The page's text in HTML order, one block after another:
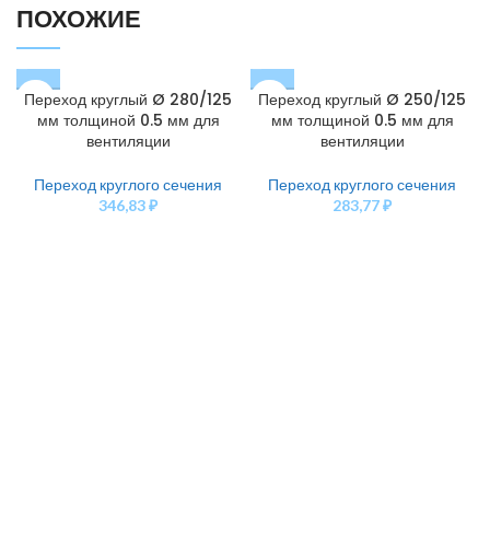
ПОХОЖИЕ
Переход круглый Ø 280/125
мм толщиной 0.5 мм для
вентиляции
Переход круглого сечения
346,83₽
Переход круглый Ø 250/125
мм толщиной 0.5 мм для
вентиляции
Переход круглого сечения
283,77₽